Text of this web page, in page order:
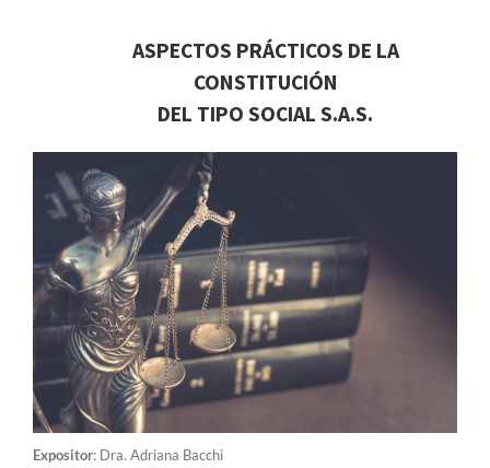
ASPECTOS PRÁCTICOS DE LA
CONSTITUCIÓN
DEL TIPO SOCIAL S.A.S.
Expositor: Dra. Adriana Bacchi